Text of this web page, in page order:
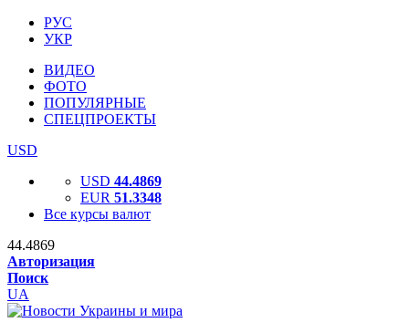
РУС
УКР
ВИДЕО
ФОТО
ПОПУЛЯРНЫЕ
СПЕЦПРОЕКТЫ
USD
USD 44.4869
EUR 51.3348
Все курсы валют
44.4869
Авторизация
Поиск
UA